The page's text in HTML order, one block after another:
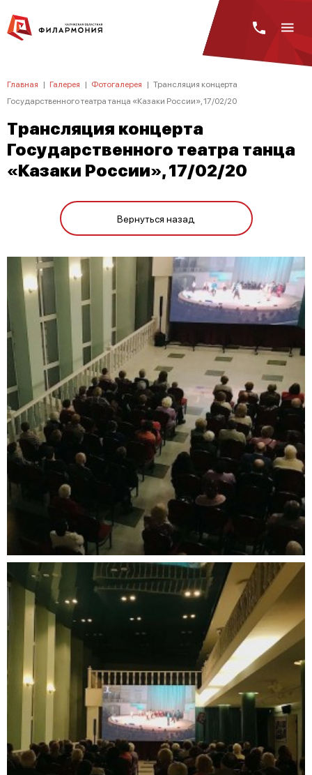
Главная | Галерея | Фотогалерея | Трансляция концерта
Государственного театра танца «Казаки России», 17/02/20
Трансляция концерта
Государственного театра танца
«Казаки России», 17/02/20
Вернуться назад